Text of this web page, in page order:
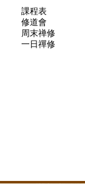
課程表
修道會
周末禅修
一日禪修